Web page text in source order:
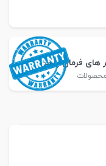
های فرمان پارس